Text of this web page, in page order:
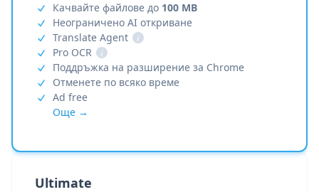
Качвайте файлове до 100 MB
Неограничено AI откриване
Translate Agent
i
Pro OCR
i
Поддръжка на разширение за Chrome
Отменете по всяко време
Ad free
Още →
Ultimate